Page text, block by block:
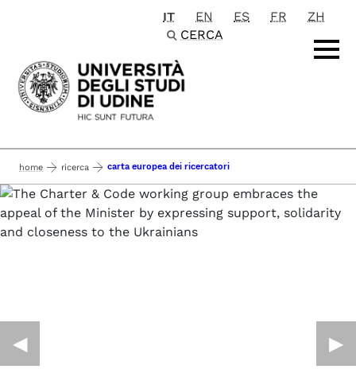
Passa al contenuto principale
IT EN ES FR
ZH
CERCA
home ricerca carta europea dei ricercatori
◀︎ ▶︎